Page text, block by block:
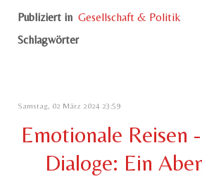
Publiziert in Gesellschaft & Politik
Schlagwörter
Samstag, 02 März 2024 23:59
Emotionale Reisen
Dialoge: Ein